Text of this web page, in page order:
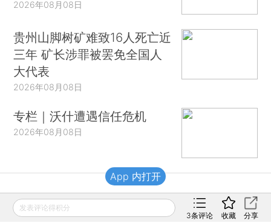
2026年08月08日
贵州山脚树矿难致16人死亡近
三年 矿长涉罪被罢免全国人
大代表
2026年08月08日
专栏｜沃什遭遇信任危机
2026年08月08日
财新移动
发表评论得积分
3条评论 收藏 分享
App 内打开